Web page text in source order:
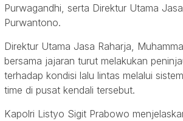
Purwagandhi, serta Direktur Utama
Purwantono.
Direktur Utama Jasa Raharja,
bersama jajaran turut melakukan
terhadap kondisi lalu lintas melalui
time di pusat kendali tersebut.
Kapolri Listyo Sigit Prabowo